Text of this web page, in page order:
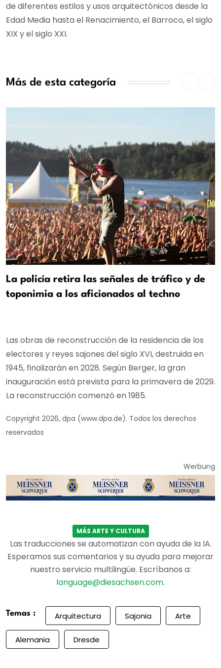
de diferentes estilos y usos arquitectónicos desde la
Edad Media hasta el Renacimiento, el Barroco, el siglo
XIX y el siglo XXI.
Más de esta categoría
La policía retira las señales de tráfico y de
toponimia a los aficionados al techno
Las obras de reconstrucción de la residencia de los
electores y reyes sajones del siglo XVI, destruida en
1945, finalizarán en 2028. Según Berger, la gran
inauguración está prevista para la primavera de 2029.
La reconstrucción comenzó en 1985.
Copyright 2026, dpa (www.dpa.de). Todos los derechos
reservados
Werbung
MÁS ARTE Y CULTURA
Las traducciones se automatizan con ayuda de la IA.
Esperamos sus comentarios y su ayuda para mejorar
nuestro servicio multilingüe. Escríbanos a:
language@diesachsen.com.
Temas : Arquitectura Sajonia Arte
Alemania Dresde